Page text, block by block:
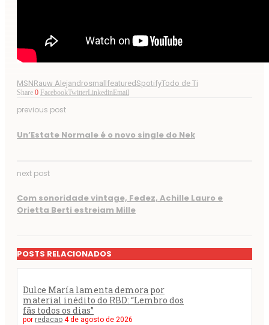
MSNRauw AlejandrosmallfeaturedSpotifyTodo de Ti
Share 0 FacebookTwitter Linkedin Email
previous post
Un’Estate Normale é o novo single do Nek
next post
Com sonoridade vintage, Fedez, Achille Lauro e
Orietta Berti estreiam Mille
POSTS RELACIONADOS
Dulce María lamenta demora por
material inédito do RBD: “Lembro dos
fãs todos os dias”
por redacao 4 de agosto de 2026